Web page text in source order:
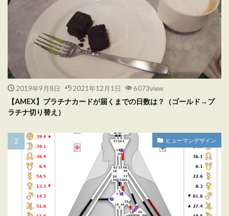
2019年9月8日 2021年12月1日 6073view
【AMEX】プラチナカードが届くまでの日数は？（ゴールド→プ
ラチナ切り替え）
ヒューマンデザイン